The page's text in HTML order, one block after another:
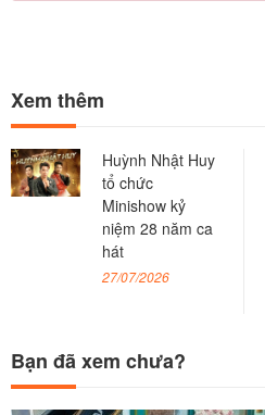
Xem thêm
Huỳnh Nhật Huy
tổ chức
Minishow kỷ
niệm 28 năm ca
hát
27/07/2026
Bạn đã xem chưa?